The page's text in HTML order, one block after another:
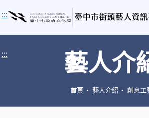
:::
::: 藝人介
首頁 藝人介紹 創意工